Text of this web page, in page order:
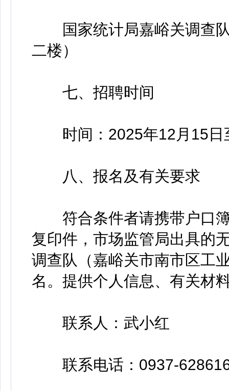
国家统计局嘉峪关调查队
二楼）
七、招聘时间
时间：2025年12月15日
八、报名及有关要求
符合条件者请携带户口簿
复印件，市场监管局出具的
调查队（嘉峪关市南市区工
名。提供个人信息、有关材
联系人：武小红
联系电话：0937-